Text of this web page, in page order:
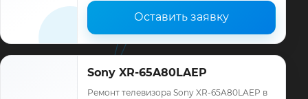
Оставить заявку
Sony XR-65A80LAEP
Ремонт телевизора Sony XR-65A80LAEP в